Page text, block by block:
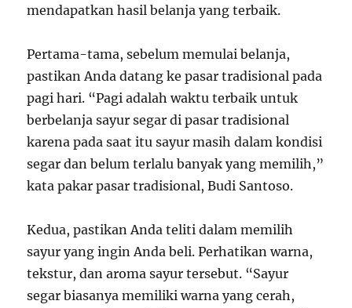
mendapatkan hasil belanja yang terbaik.
Pertama-tama, sebelum memulai belanja,
pastikan Anda datang ke pasar tradisional pada
pagi hari. “Pagi adalah waktu terbaik untuk
berbelanja sayur segar di pasar tradisional
karena pada saat itu sayur masih dalam kondisi
segar dan belum terlalu banyak yang memilih,”
kata pakar pasar tradisional, Budi Santoso.
Kedua, pastikan Anda teliti dalam memilih
sayur yang ingin Anda beli. Perhatikan warna,
tekstur, dan aroma sayur tersebut. “Sayur
segar biasanya memiliki warna yang cerah,